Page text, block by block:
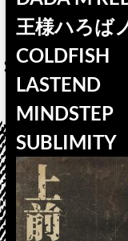
王様ハろば
COLDFISH
LASTEND
MINDSTEP
SUBLIMITY